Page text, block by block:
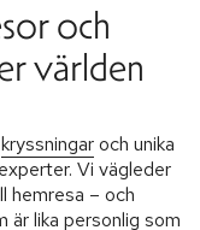
och
världen
kryssningaroch unika
Vi vägleder
hemresa – och
är lika personlig som